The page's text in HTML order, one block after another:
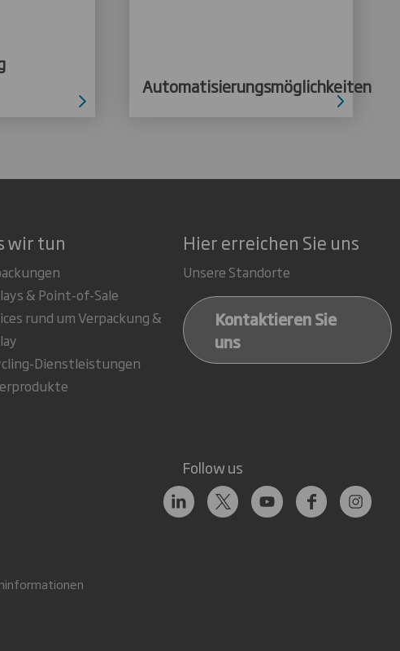
Automatisierungsmöglichkeiten
wir tun
& Point-of-Sale
rund um Verpackung &
Dienstleistungen
Hier erreichen Sie uns
Unsere Standorte
Kontaktieren Sie
uns
Follow us